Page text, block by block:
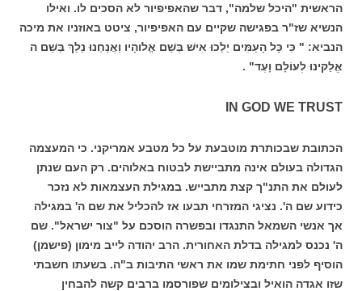
הראשית "היכל שלמה", דבר שהאפיפיור לא הסכים לו. ואילו
הנשיא שז"ר בפגישה שקיים עם האפיפיור, ציטט באוזניו את מיכה
הנביא: " כִּי כָּל הָעַמִּים יֵלְכוּ אִישׁ בְּשֵׁם אֱלוהָיו וַאֲנַחְנוּ נֵלֵךְ בְּשֵׁם ה
אֱלֵקינוּ לְעוֹלָם וָעֶד" .
IN GOD WE TRUST
הכתובת שבכותרת מוטבעת על כל מטבע אמריקני. כי המעצמה
הגדולה בעולם אינה מתביישת לבטוח באלוהים. רק העם שנתן
לעולם את התנ"ך קצת מתבייש. במגילת העצמאות לא נזכר
כידוע שם ה'. נציגי המזרחי תבעו אז להכליל את שם ה' במגילה
אך אנשי השמאל התנגדו ובפשרה הוסכם על "צור ישראל". שם
ה' נכנס למגילה בדלת האחורית. הרב יהודה לייב מימון (פישמן)
הוסיף לפני חתימת שמו את ראשי התיבות ב"ה. בשעתו חשבתי
שזו אגדה הואיל ובצילומים שפורסמו ברבים קשה להבחין